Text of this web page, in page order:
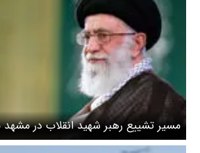
مسیر تشییع رهبر شهید انقلاب در